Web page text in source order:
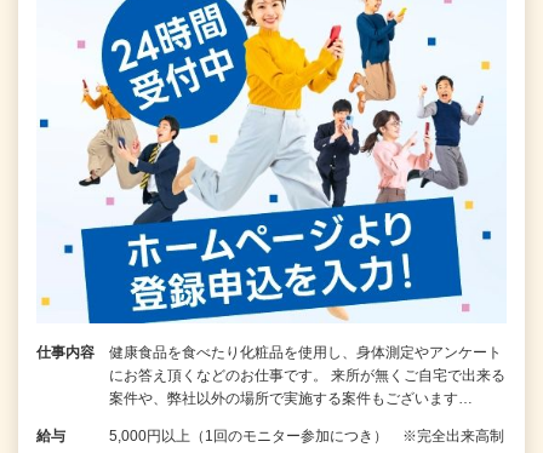
仕事内容
健康食品を食べたり化粧品を使用し、身体測定やアンケート
にお答え頂くなどのお仕事です。 来所が無くご自宅で出来る
案件や、弊社以外の場所で実施する案件もございます…
給与 5,000円以上（1回のモニター参加につき） ※完全出来高制